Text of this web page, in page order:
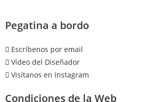
Pegatina a bordo
Escríbenos por email
Vídeo del Diseñador
Visítanos en Instagram
Condiciones de la Web